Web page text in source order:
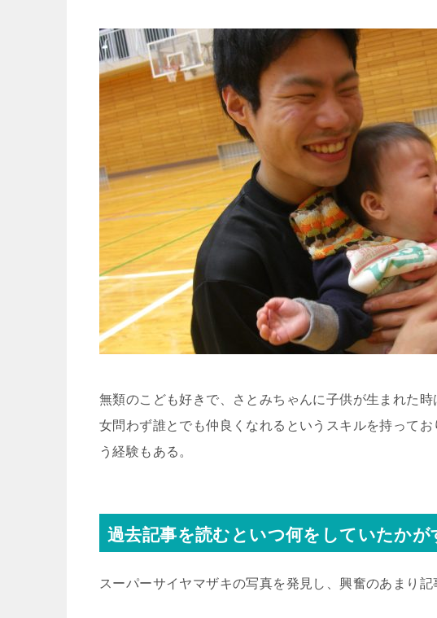
無類のこども好きで、さとみちゃんに子供が生まれた
女問わず誰とでも仲良くなれるというスキルを持って
う経験もある。
過去記事を読むといつ何をしていたかが
スーパーサイヤマザキの写真を発見し、興奮のあまり記